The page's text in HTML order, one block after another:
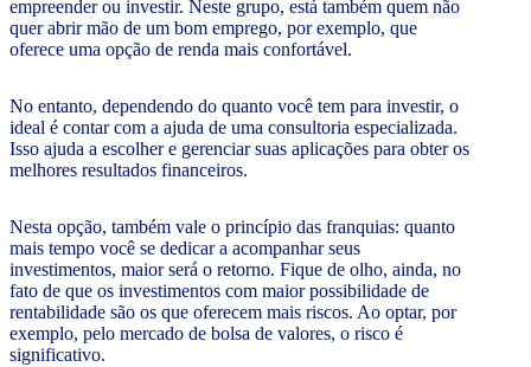
empreender ou investir. Neste grupo, está também quem não
quer abrir mão de um bom emprego, por exemplo, que
oferece uma opção de renda mais confortável.
No entanto, dependendo do quanto você tem para investir, o
ideal é contar com a ajuda de uma consultoria especializada.
Isso ajuda a escolher e gerenciar suas aplicações para obter os
melhores resultados financeiros.
Nesta opção, também vale o princípio das franquias: quanto
mais tempo você se dedicar a acompanhar seus
investimentos, maior será o retorno. Fique de olho, ainda, no
fato de que os investimentos com maior possibilidade de
rentabilidade são os que oferecem mais riscos. Ao optar, por
exemplo, pelo mercado de bolsa de valores, o risco é
significativo.